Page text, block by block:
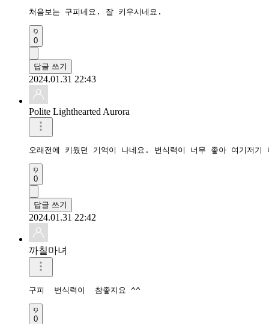
처음보는 구피네요. 잘 키우시네요.
0
답글 쓰기
2024.01.31 22:43
Polite Lighthearted Aurora
오래전에 키웠던 기억이 나네요. 번식력이 너무 좋아 여기저
0
답글 쓰기
2024.01.31 22:42
까칠마녀
구피  번식력이  참좋지요 ^^
0